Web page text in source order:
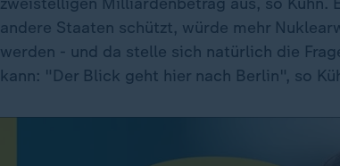
andere Staaten schützt, würde mehr
werden - und da stelle sich natürlich die
kann: "Der Blick geht hier nach Berlin", so